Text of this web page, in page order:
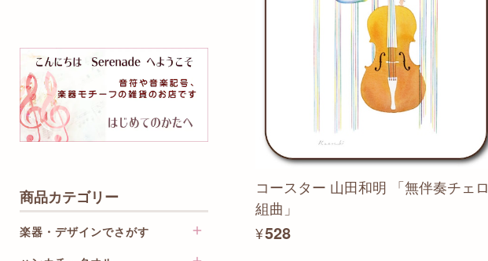
商品カテゴリー
楽器・デザインでさがす
コースター 山田和明 「無伴奏チェロ
組曲」
¥528